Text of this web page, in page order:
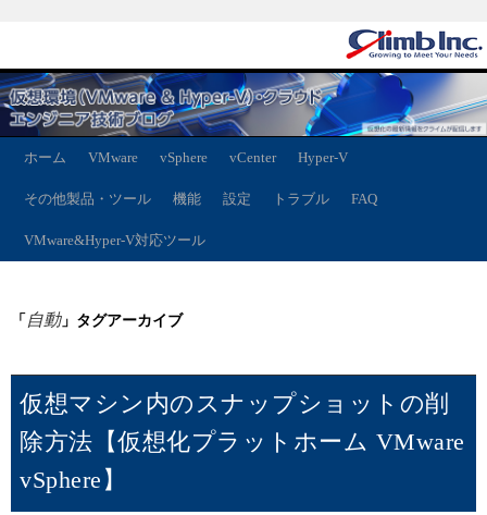
ホーム VMware vSphere vCenter Hyper-V
その他製品・ツール 機能 設定 トラブル FAQ
VMware&Hyper-V対応ツール
「 自動」タグアーカイブ
仮想マシン内のスナップショットの削
除方法【仮想化プラットホーム VMware
vSphere】